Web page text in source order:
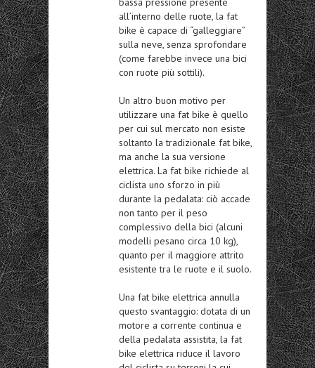
all’interno delle ruote, la fat
bike è capace di “galleggiare”
sulla neve, senza sprofondare
(come farebbe invece una bici
con ruote più sottili).
Un altro buon motivo per
utilizzare una fat bike è quello
per cui sul mercato non esiste
soltanto la tradizionale fat bike,
ma anche la sua versione
elettrica. La fat bike richiede al
ciclista uno sforzo in più
durante la pedalata: ciò accade
non tanto per il peso
complessivo della bici (alcuni
modelli pesano circa 10 kg),
quanto per il maggiore attrito
esistente tra le ruote e il suolo.
Una fat bike elettrica annulla
questo svantaggio: dotata di un
motore a corrente continua e
della pedalata assistita, la fat
bike elettrica riduce il lavoro